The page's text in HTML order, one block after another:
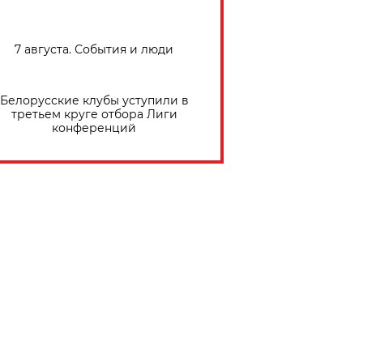
7 августа. События и люди
Белорусские клубы уступили в
третьем круге отбора Лиги
конференций